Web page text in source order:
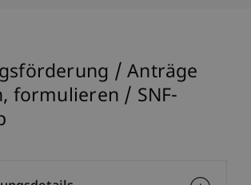
/ Anträge
formulieren / SNF-